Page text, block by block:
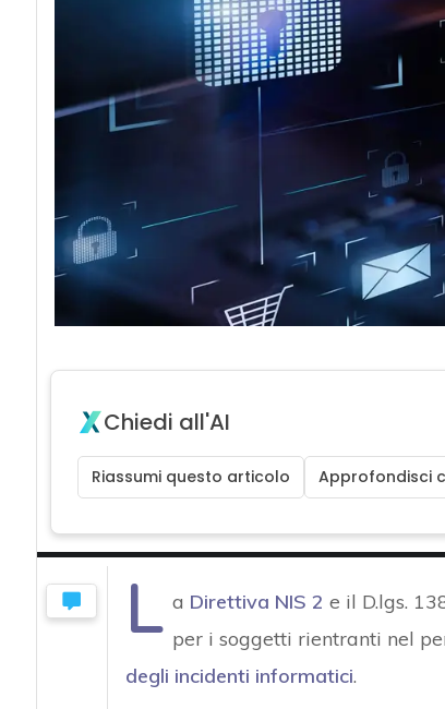
Chiedi all'AI
Riassumi questo articolo Approfondisci
L a Direttiva NIS 2 e il D.lgs.
per i soggetti rientranti nel
degli incidenti informatici.